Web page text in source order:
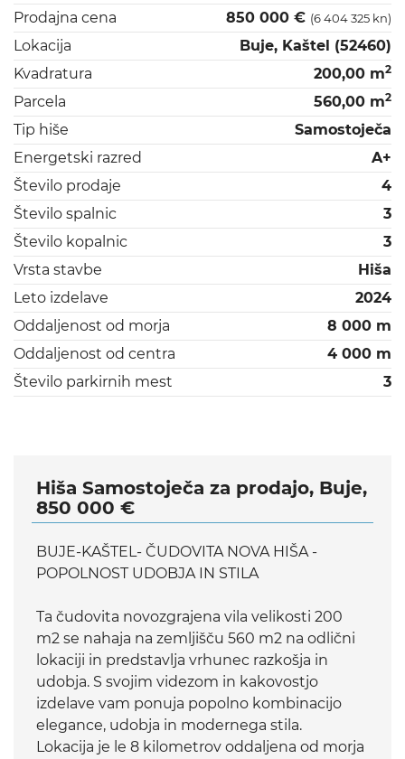
Prodajna cena
850 000 € (6 404 325 kn)
Lokacija
Buje, Kaštel (52460)
Kvadratura
200,00 m2
Parcela 560,00 m2
Tip hiše
Samostoječa
Energetski razred
A+
Število prodaje
4
Število spalnic
3
Število kopalnic
3
Vrsta stavbe
Hiša
Leto izdelave
2024
Oddaljenost od morja
8 000 m
Oddaljenost od centra
4 000 m
Število parkirnih mest
3
Hiša Samostoječa za prodajo, Buje,
850 000 €
BUJE-KAŠTEL- ČUDOVITA NOVA HIŠA -
POPOLNOST UDOBJA IN STILA
Ta čudovita novozgrajena vila velikosti 200
m2 se nahaja na zemljišču 560 m2 na odlični
lokaciji in predstavlja vrhunec razkošja in
udobja. S svojim videzom in kakovostjo
izdelave vam ponuja popolno kombinacijo
elegance, udobja in modernega stila.
Lokacija je le 8 kilometrov oddaljena od morja